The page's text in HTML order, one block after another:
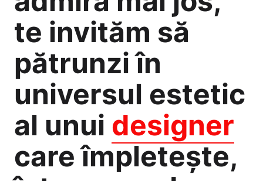
te invităm să
pătrunzi în
universul estetic
al unui designer
care împletește,